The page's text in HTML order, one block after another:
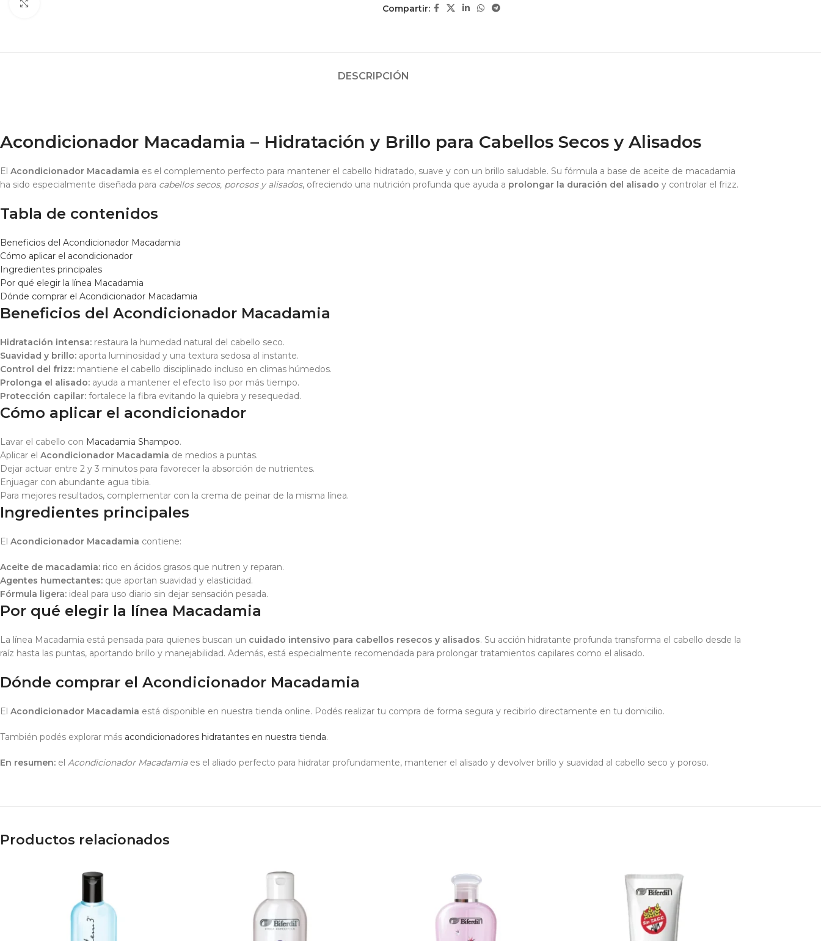
Compartir:
DESCRIPCIÓN
Acondicionador Macadamia – Hidratación y Brillo para Cabellos Secos y Alisados
El Acondicionador Macadamia es el complemento perfecto para mantener el cabello hidratado, suave y con un brillo saludable. Su fórmula a base de aceite de macadamia
ha sido especialmente diseñada para cabellos secos, porosos y alisados, ofreciendo una nutrición profunda que ayuda a prolongar la duración del alisado y controlar el frizz.
Tabla de contenidos
Beneficios del Acondicionador Macadamia
Cómo aplicar el acondicionador
Ingredientes principales
Por qué elegir la línea Macadamia
Dónde comprar el Acondicionador Macadamia
Beneficios del Acondicionador Macadamia
Hidratación intensa: restaura la humedad natural del cabello seco.
Suavidad y brillo: aporta luminosidad y una textura sedosa al instante.
Control del frizz: mantiene el cabello disciplinado incluso en climas húmedos.
Prolonga el alisado: ayuda a mantener el efecto liso por más tiempo.
Protección capilar: fortalece la fibra evitando la quiebra y resequedad.
Cómo aplicar el acondicionador
Lavar el cabello con Macadamia Shampoo.
Aplicar el Acondicionador Macadamia de medios a puntas.
Dejar actuar entre 2 y 3 minutos para favorecer la absorción de nutrientes.
Enjuagar con abundante agua tibia.
Para mejores resultados, complementar con la crema de peinar de la misma línea.
Ingredientes principales
El Acondicionador Macadamia contiene:
Aceite de macadamia: rico en ácidos grasos que nutren y reparan.
Agentes humectantes: que aportan suavidad y elasticidad.
Fórmula ligera: ideal para uso diario sin dejar sensación pesada.
Por qué elegir la línea Macadamia
La línea Macadamia está pensada para quienes buscan un cuidado intensivo para cabellos resecos y alisados. Su acción hidratante profunda transforma el cabello desde la
raíz hasta las puntas, aportando brillo y manejabilidad. Además, está especialmente recomendada para prolongar tratamientos capilares como el alisado.
Dónde comprar el Acondicionador Macadamia
El Acondicionador Macadamia está disponible en nuestra tienda online. Podés realizar tu compra de forma segura y recibirlo directamente en tu domicilio.
También podés explorar más acondicionadores hidratantes en nuestra tienda.
En resumen: el Acondicionador Macadamiaes el aliado perfecto para hidratar profundamente, mantener el alisado y devolver brillo y suavidad al cabello seco y poroso.
Productos relacionados